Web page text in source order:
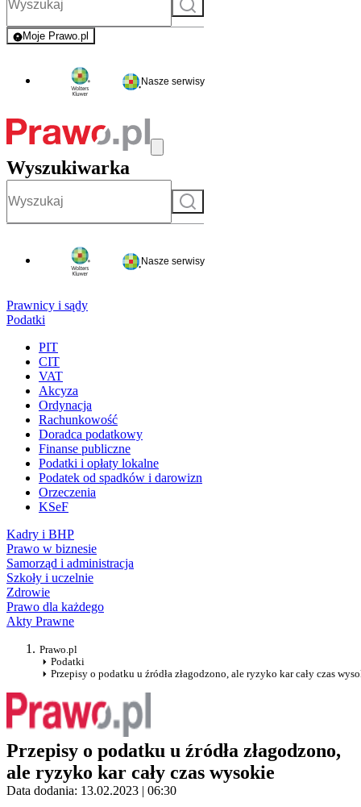
Moje Prawo.pl
- rejestracja i logowanie do serwisu
Nasze serwisy
Wyszukiwarka
Szukaj
Nasze serwisy
Prawnicy i sądy
Podatki
PIT
CIT
VAT
Akcyza
Ordynacja
Rachunkowość
Doradca podatkowy
Finanse publiczne
Podatki i opłaty lokalne
Podatek od spadków i darowizn
Orzeczenia
KSeF
Kadry i BHP
Prawo w biznesie
Samorząd i administracja
Szkoły i uczelnie
Zdrowie
Prawo dla każdego
Akty Prawne
Prawo.pl
Podatki
Przepisy o podatku u źródła złagodzono, ale ryzyko kar cały czas
Przepisy o podatku u źródła złagodzono,
ale ryzyko kar cały czas wysokie
Data dodania: 13.02.2023 | 06:30